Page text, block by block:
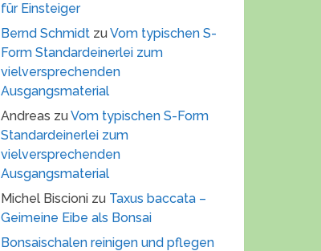
für Einsteiger
Bernd Schmidt zuVom typischen S-
Form Standardeinerlei zum
vielversprechenden
Ausgangsmaterial
Andreas zuVom typischen S-Form
Standardeinerlei zum
vielversprechenden
Ausgangsmaterial
Michel Biscioni zu Taxus baccata –
Geimeine Eibe als Bonsai
Bonsaischalen reinigen und pflegen